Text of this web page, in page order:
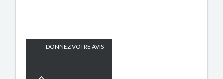
DONNEZ VOTRE AVIS